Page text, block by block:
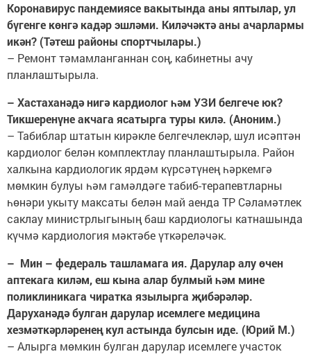
Коронавирус пандемиясе вакытында аны яптылар, ул
бүгенге көнгә кадәр эшләми. Киләчәктә аны ачарлармы
икән? (Тәтеш районы спортчылары.)
– Ремонт тәмам­ла­нган­нан соң, кабинетны ачу
планлаштырыла.
– Хастаханәдә нигә кардиолог һәм УЗИ белгече юк?
Тикшеренүне акчага ясатырга туры килә. ­(Аноним.)
– Табиблар штатын кирәкле бел­гечлекләр, шул исәптән
карди­олог белән комплектлау планлаш­тырыла. Район
халкына кардиологик ярдәм күрсәтүнең һәр­кемгә
мөмкин булуы һәм га­мәлдәге ­табиб-терапевтларны
һөнәри укы­­ту максаты белән май аенда ТР Сәламәтлек
саклау минис­тр­лыгының баш кардиологы катнашында
күчмә кардиология мәктәбе үткәреләчәк.
– Мин – федераль ташламага ия. Дарулар алу өчен
аптекага киләм, еш кына алар булмый һәм мине
поликлиникага чиратка язылырга җибәрәләр.
Даруханәдә булган дарулар исемлеге медицина
хезмәткәрләренең кул астында булсын иде. (Юрий М.)
– Алырга мөмкин булган дарулар исемлеге участок